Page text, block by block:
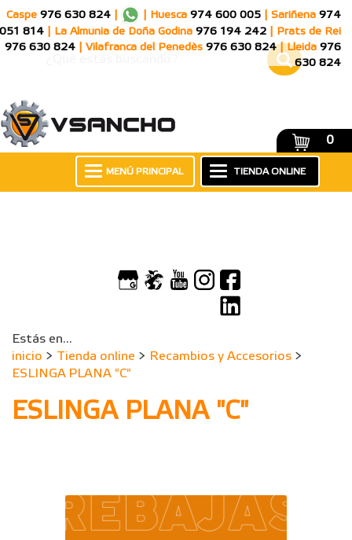
Caspe 976 630 824 Huesca 974 600 005 Sariñena 974
051 814
La Almunia de Doña Godina 976 194 242
Prats de Rei
976 630 824
Vilafranca del Penedès 976 630 824 Lleida 976
630 824
0
TIENDA ONLINE
MENÚ PRINCIPAL
Estás en...
inicio > Tienda online > Recambios y Accesorios >
ESLINGA PLANA "C"
ESLINGA PLANA "C"